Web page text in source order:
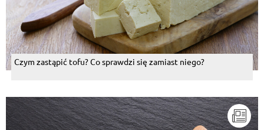
Czym zastąpić tofu? Co sprawdzi się zamiast niego?